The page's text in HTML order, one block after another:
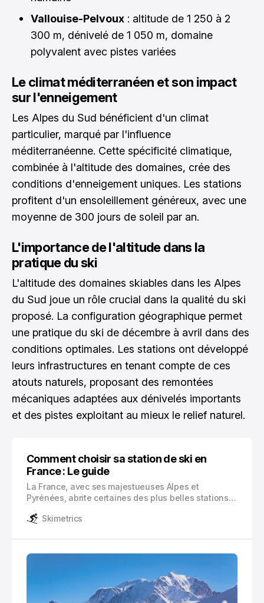
Vallouise-Pelvoux : altitude de 1 250 à 2
300 m, dénivelé de 1 050 m, domaine
polyvalent avec pistes variées
Le climat méditerranéen et son impact
sur l'enneigement
Les Alpes du Sud bénéficient d'un climat
particulier, marqué par l'influence
méditerranéenne. Cette spécificité climatique,
combinée à l'altitude des domaines, crée des
conditions d'enneigement uniques. Les stations
profitent d'un ensoleillement généreux, avec une
moyenne de 300 jours de soleil par an.
L'importance de l'altitude dans la
pratique du ski
L'altitude des domaines skiables dans les Alpes
du Sud joue un rôle crucial dans la qualité du ski
proposé. La configuration géographique permet
une pratique du ski de décembre à avril dans des
conditions optimales. Les stations ont développé
leurs infrastructures en tenant compte de ces
atouts naturels, proposant des remontées
mécaniques adaptées aux dénivelés importants
et des pistes exploitant au mieux le relief naturel.
Comment choisir sa station de ski en
France : Le guide
La France, avec ses majestueuses Alpes et
Pyrénées, abrite certaines des plus belles stations
d’Isère aux domaines skiables de Courchevel, vous
diversifié.
Skimetrics